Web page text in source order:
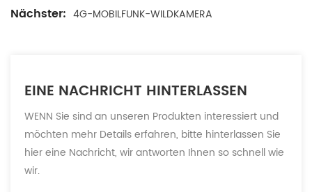
Nächster: 4G-MOBILFUNK-WILDKAMERA
EINE NACHRICHT HINTERLASSEN
WENN Sie sind an unseren Produkten interessiert und
möchten mehr Details erfahren, bitte hinterlassen Sie
hier eine Nachricht, wir antworten Ihnen so schnell wie
wir.